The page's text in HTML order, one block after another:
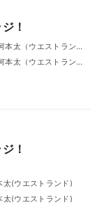
！
ジ！
太(ウエストランド)
太(ウエストランド)